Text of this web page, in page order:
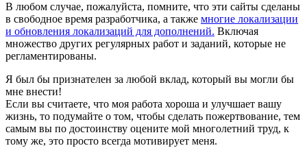
В любом случае, пожалуйста, помните, что эти сайты сделаны
в свободное время разработчика, а также многие локализации
и обновления локализаций для дополнений. Включая
множество других регулярных работ и заданий, которые не
регламентированы.
Я был бы признателен за любой вклад, который вы могли бы
мне внести!
Если вы считаете, что моя работа хороша и улучшает вашу
жизнь, то подумайте о том, чтобы сделать пожертвование, тем
самым вы по достоинству оцените мой многолетний труд, к
тому же, это просто всегда мотивирует меня.